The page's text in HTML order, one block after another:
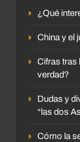
¿Qué
China y el
Cifras tras
verdad?
Dudas y
“las dos
Cómo la